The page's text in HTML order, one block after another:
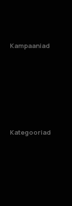
Kampaaniad
Kategooriad